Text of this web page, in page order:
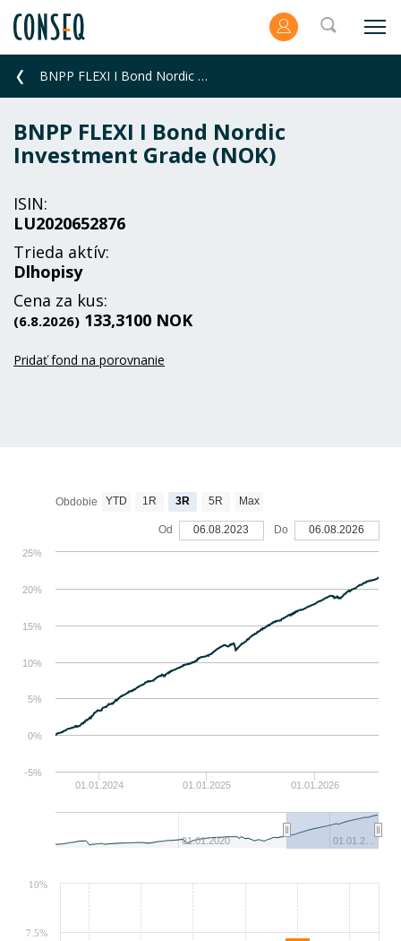
BNPP FLEXI I Bond Nordic Investment Grade (NOK)
BNPP FLEXI I Bond Nordic
Investment Grade (NOK)
ISIN:
LU2020652876
Trieda aktív:
Dlhopisy
Cena za kus:
(6.8.2026) 133,3100 NOK
Pridať fond na porovnanie
01.01.2024 01.01.2025 01.01.2026
01.01.2020 01.01.2…
-5%
0%
5%
10%
15%
20%
25%
Obdobie YTD 1R 3R 5R Max
Od 06.08.2023 Do 06.08.2026
7.5%
10%